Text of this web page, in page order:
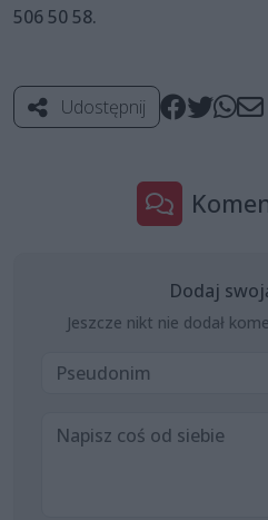
506 50 58.
Udostępnij
Dodaj
Jeszcze nikt nie dodał